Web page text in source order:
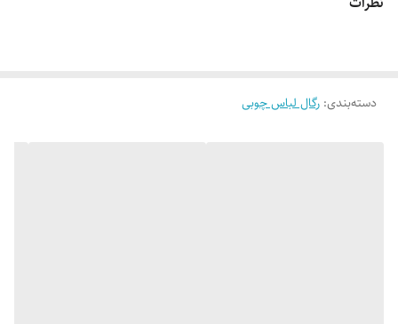
سفارش به‌منزله‌ی پذیرش این موارد و آگاهی از ویژگی‌های طبیعی چوب هست
دسته‌بندی: رگال لباس چوبی